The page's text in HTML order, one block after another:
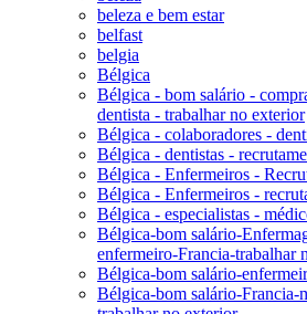
beleza e bem estar
belfast
belgia
Bélgica
Bélgica - bom salário -
dentista - trabalhar no exterior
Bélgica - colaboradores -
Bélgica - dentistas -
Bélgica - Enfermeiros -
Bélgica - Enfermeiros -
Bélgica - especialistas -
Bélgica-bom salário-
enfermeiro-Francia-trabalhar
Bélgica-bom salário-
Bélgica-bom salário-Francia-